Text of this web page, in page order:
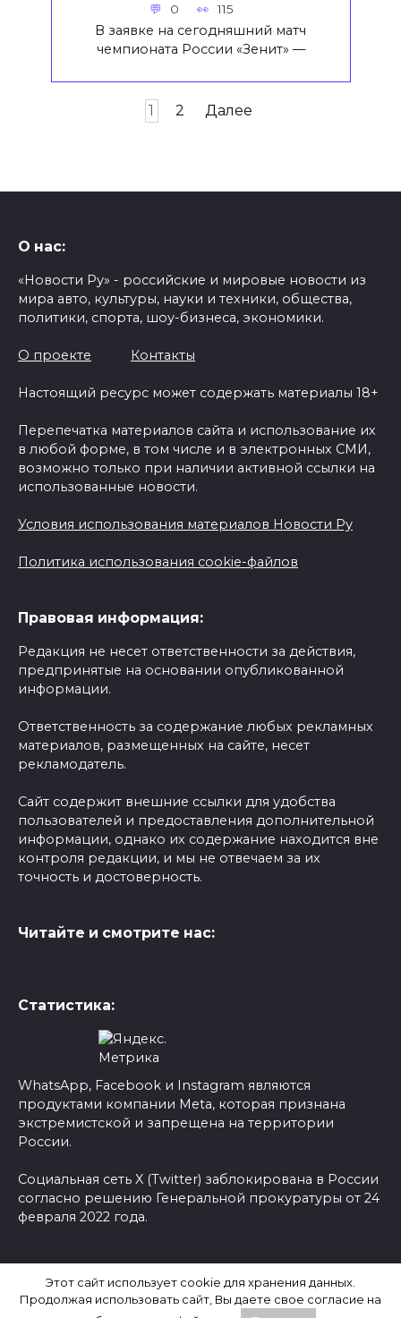
0 115
В заявке на сегодняшний матч
чемпионата России «Зенит» —
1 2 Далее
О нас:
«Новости Ру» - российские и мировые новости из
мира авто, культуры, науки и техники, общества,
политики, спорта, шоу-бизнеса, экономики.
О проекте Контакты
Настоящий ресурс может содержать материалы 18+
Перепечатка материалов сайта и использование их
в любой форме, в том числе и в электронных СМИ,
возможно только при наличии активной ссылки на
использованные новости.
Условия использования материалов Новости Ру
Политика использования cookie-файлов
Правовая информация:
Редакция не несет ответственности за действия,
предпринятые на основании опубликованной
информации.
Ответственность за содержание любых рекламных
материалов, размещенных на сайте, несет
рекламодатель.
Сайт содержит внешние ссылки для удобства
пользователей и предоставления дополнительной
информации, однако их содержание находится вне
контроля редакции, и мы не отвечаем за их
точность и достоверность.
Читайте и смотрите нас:
Статистика:
WhatsApp, Facebook и Instagram являются
продуктами компании Meta, которая признана
экстремистской и запрещена на территории
России.
Социальная сеть X (Twitter) заблокирована в России
согласно решению Генеральной прокуратуры от 24
февраля 2022 года.
Последние новости России
Этот сайт использует cookie для хранения данных.
Продолжая использовать сайт, Вы даете свое согласие на